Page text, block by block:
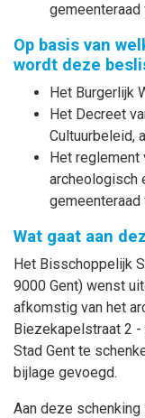
gemeenteraad
Op basis van
wordt deze
Het Burgerlijk
Het Decreet
Cultuurbeleid,
Het reglement
archeologisch
Wat gaat aan
Het Bisschoppelijk
9000 Gent) wenst
afkomstig van het
Biezekapelstraat 2
Stad Gent te
bijlage gevoegd.
Aan deze